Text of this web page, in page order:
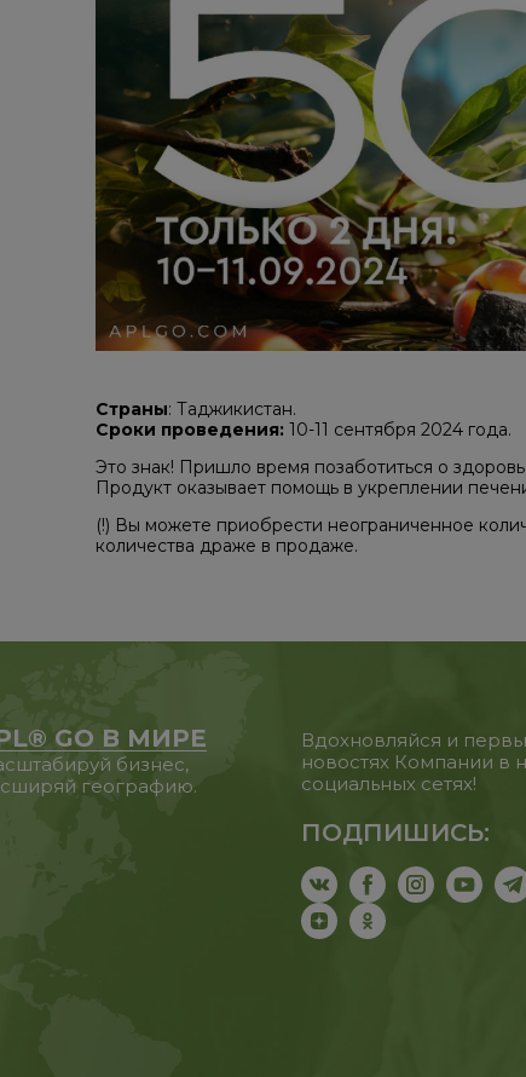
Страны: Таджикистан.
Сроки проведения: 10-11 сентября 2024 года.
Это знак! Пришло время позаботиться о
Продукт оказывает помощь в укреплении
(!) Вы можете приобрести неограниченное
количества драже в продаже.
GO В МИРЕ
бизнес,
географию.
Вдохновляйся и
новостях Компании в
социальных сетях!
ПОДПИШИСЬ: